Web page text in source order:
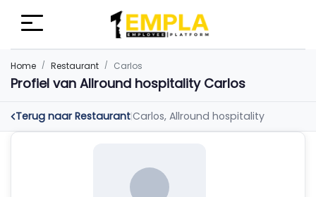
Home Restaurant Carlos
Profiel van Allround hospitality Carlos
Terug naar Restaurant|Carlos, Allround hospitality